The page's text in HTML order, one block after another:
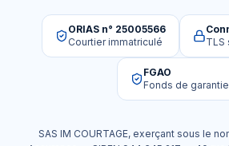
ORIAS n° 25005566
Courtier immatriculé
TLS
FGAO
Fonds de garantie
SAS IM COURTAGE, exerçant sous le